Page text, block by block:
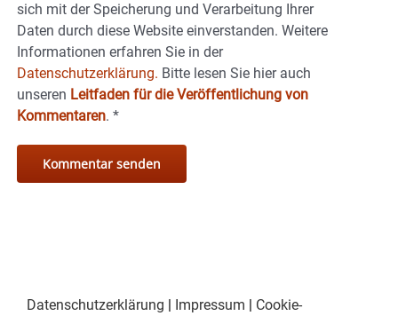
sich mit der Speicherung und Verarbeitung Ihrer
Daten durch diese Website einverstanden. Weitere
Informationen erfahren Sie in der
Datenschutzerklärung. Bitte lesen Sie hier auch
unseren Leitfaden für die Veröffentlichung von
Kommentaren. *
Datenschutzerklärung | Impressum | Cookie-